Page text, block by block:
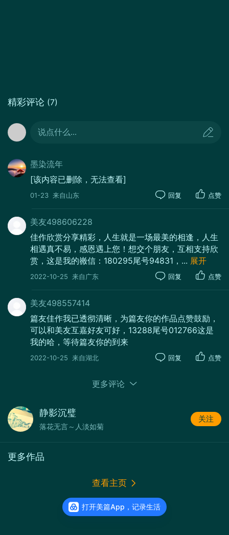
精彩评论 (7)
说点什么...
墨染流年
[该内容已删除，无法查看]
01-23 来自山东 回复 点赞
美友498606228
佳作欣赏分享精彩，人生就是一场最美的相逢，人生
相遇真不易，感恩遇上您！想交个朋友，互相支持欣
赏，这是我的嶶信：180295尾号94831， ... 展开
2022-10-25 来自广东 回复 点赞
美友498557414
篇友佳作我已透彻清晰，为篇友你的作品点赞鼓励，
可以和美友互嘉好友可好，13288尾号012766这是
我的哈，等待篇友你的到来
2022-10-25 来自湖北 回复 点赞
更多评论
静影沉璧
落花无言～人淡如菊
关注
更多作品
查看主页
打开美篇App，记录生活